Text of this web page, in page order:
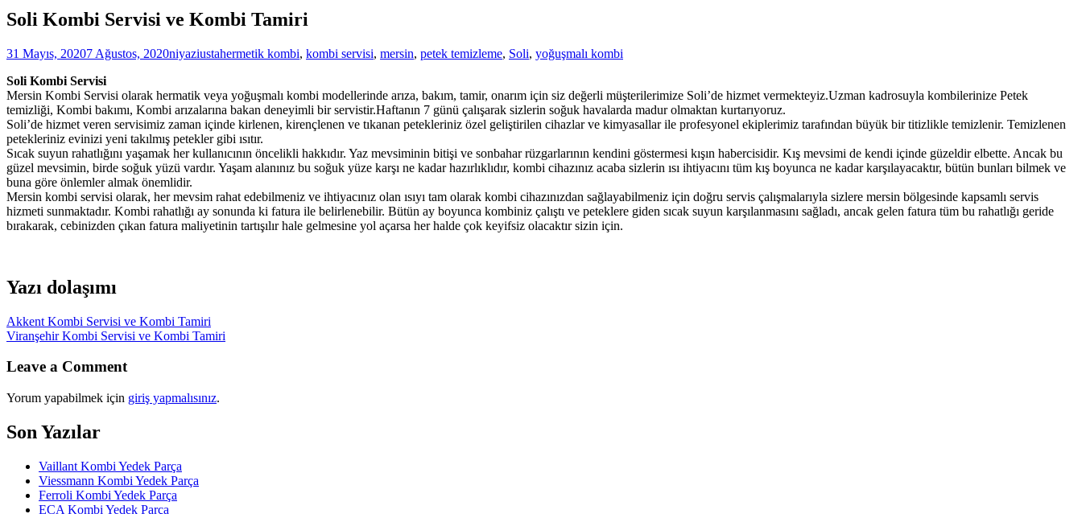
Soli Kombi Servisi ve Kombi Tamiri
31 Mayıs, 20207 Ağustos, 2020niyaziustahermetik kombi, kombi servisi, mersin, petek temizleme, Soli, yoğuşmalı kombi
Soli Kombi Servisi
Mersin Kombi Servisi olarak hermatik veya yoğuşmalı kombi modellerinde arıza, bakım, tamir, onarım için siz değerli müşterilerimize Soli’de hizmet vermekteyiz.Uzman kadrosuyla kombilerinize Petek
temizliği, Kombi bakımı, Kombi arızalarına bakan deneyimli bir servistir.Haftanın 7 günü çalışarak sizlerin soğuk havalarda madur olmaktan kurtarıyoruz.
Soli’de hizmet veren servisimiz zaman içinde kirlenen, kirençlenen ve tıkanan petekleriniz özel geliştirilen cihazlar ve kimyasallar ile profesyonel ekiplerimiz tarafından büyük bir titizlikle temizlenir. Temizlenen
petekleriniz evinizi yeni takılmış petekler gibi ısıtır.
Sıcak suyun rahatlığını yaşamak her kullanıcının öncelikli hakkıdır. Yaz mevsiminin bitişi ve sonbahar rüzgarlarının kendini göstermesi kışın habercisidir. Kış mevsimi de kendi içinde güzeldir elbette. Ancak bu
güzel mevsimin, birde soğuk yüzü vardır. Yaşam alanınız bu soğuk yüze karşı ne kadar hazırlıklıdır, kombi cihazınız acaba sizlerin ısı ihtiyacını tüm kış boyunca ne kadar karşılayacaktır, bütün bunları bilmek ve
buna göre önlemler almak önemlidir.
Mersin kombi servisi olarak, her mevsim rahat edebilmeniz ve ihtiyacınız olan ısıyı tam olarak kombi cihazınızdan sağlayabilmeniz için doğru servis çalışmalarıyla sizlere mersin bölgesinde kapsamlı servis
hizmeti sunmaktadır. Kombi rahatlığı ay sonunda ki fatura ile belirlenebilir. Bütün ay boyunca kombiniz çalıştı ve peteklere giden sıcak suyun karşılanmasını sağladı, ancak gelen fatura tüm bu rahatlığı geride
bırakarak, cebinizden çıkan fatura maliyetinin tartışılır hale gelmesine yol açarsa her halde çok keyifsiz olacaktır sizin için.
Yazı dolaşımı
Akkent Kombi Servisi ve Kombi Tamiri
Viranşehir Kombi Servisi ve Kombi Tamiri
Leave a Comment
Yorum yapabilmek için giriş yapmalısınız.
Son Yazılar
Vaillant Kombi Yedek Parça
Viessmann Kombi Yedek Parça
Ferroli Kombi Yedek Parça
ECA Kombi Yedek Parça